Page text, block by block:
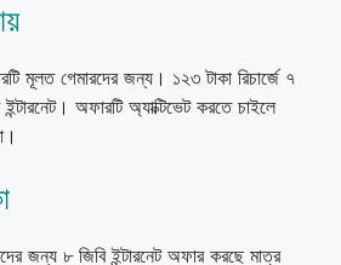
মূলত গেমারদের জন্য। ১২৩ টাকা রিচার্জে ৭
অফারটি অ্যাক্টিভেট করতে চাইলে
জন্য ৮ জিবি ইন্টারনেট অফার করছে মাত্র